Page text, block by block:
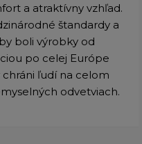
a atraktívny vzhľad.
štandardy a
boli výrobky od
po celej Európe
ľudí na celom
odvetviach.